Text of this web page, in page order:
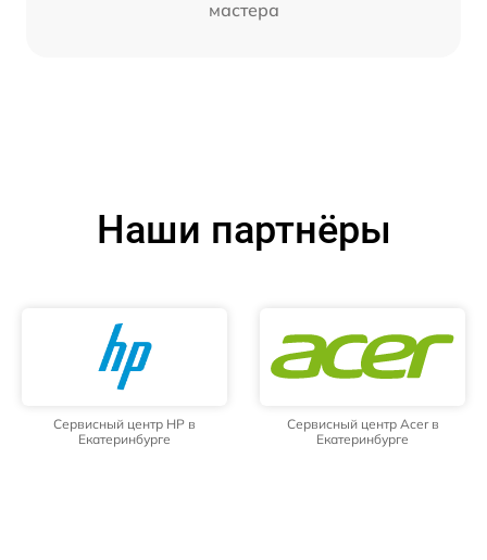
мастера
Наши партнёры
Сервисный центр HP в
Екатеринбурге
Сервисный центр Acer в
Екатеринбурге